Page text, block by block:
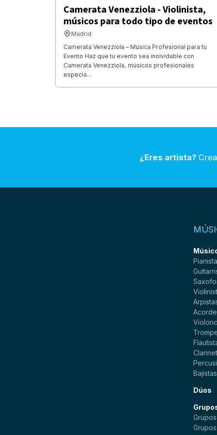
Camerata Venezziola - Violinista,
músicos para todo tipo de eventos
Madrid
Camerata Venezziola – Música Profesional para tu
Evento Haz que tu evento sea inolvidable con
Camerata Venezziola, músicos profesionales
especia...
¿Eres artista?
Bajistas
Dúos